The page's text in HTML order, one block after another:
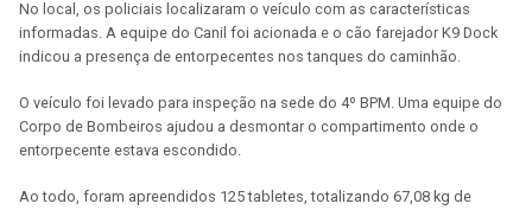
No local, os policiais localizaram o veículo com as características
informadas. A equipe do Canil foi acionada e o cão farejador K9 Dock
indicou a presença de entorpecentes nos tanques do caminhão.
O veículo foi levado para inspeção na sede do 4º BPM. Uma equipe do
Corpo de Bombeiros ajudou a desmontar o compartimento onde o
entorpecente estava escondido.
Ao todo, foram apreendidos 125 tabletes, totalizando 67,08 kg de